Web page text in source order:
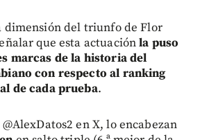
dimensión del triunfo de Flor
que esta actuaciónla puso
marcas de la historia del
con respecto al ranking
de cada prueba.
en X, lo encabezan